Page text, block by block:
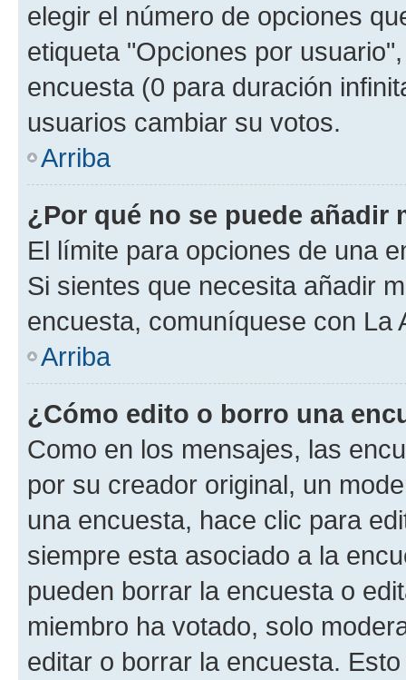
elegir el número de opciones
etiqueta "Opciones por
encuesta (0 para duración
usuarios cambiar su votos.
Arriba
¿Por qué no se puede añadir
El límite para opciones de una
Si sientes que necesita añadir
encuesta, comuníquese con La
Arriba
¿Cómo edito o borro una
Como en los mensajes, las
por su creador original, un
una encuesta, hace clic para
siempre esta asociado a la
pueden borrar la encuesta o
miembro ha votado, solo
editar o borrar la encuesta.